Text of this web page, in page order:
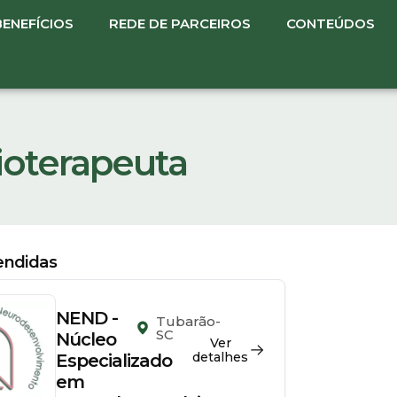
REDE DE PARCEIROS CONTEÚDOS
NEND -
Núcleo
Especializado
em
Tubarão-
SC
Ver
detalhes